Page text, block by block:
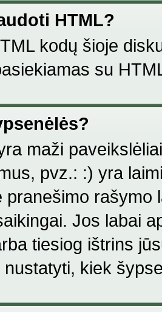
HTML?
kodų šioje
su
maži
pvz.: :) yra
pranešimo rašymo
Jos labai
tiesiog ištrins
kiek